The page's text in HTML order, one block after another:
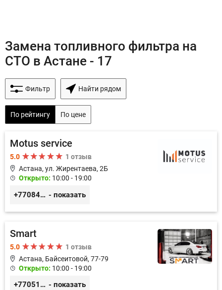
Замена топливного фильтра на
СТО в Астане - 17
Фильтр Найти рядом
По рейтингу По цене
Motus service
5.0
1 отзыв
Астана, ул. Жирентаева, 2Б
Открыто: 10:00 - 19:00
+77084253724 - показать
Smart
5.0
1 отзыв
Астана, Байсеитовой, 77-79
Открыто: 10:00 - 19:00
+77051092269 - показать